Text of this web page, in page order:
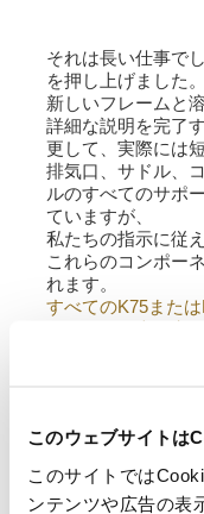
このウェブサイトは
このサイトでは
ンテンツや広告の表
それは長い仕事で
を押し上げました。
新しいフレームと
詳細な説明を完了
更して、実際には
排気口、サドル、
ルのすべてのサポ
ていますが、
私たちの指示に従
これらのコンポー
れます。
すべてのK75また
ジョンを参照する